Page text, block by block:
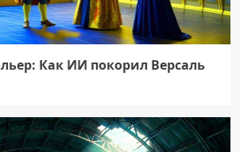
Как ИИ покорил Версаль